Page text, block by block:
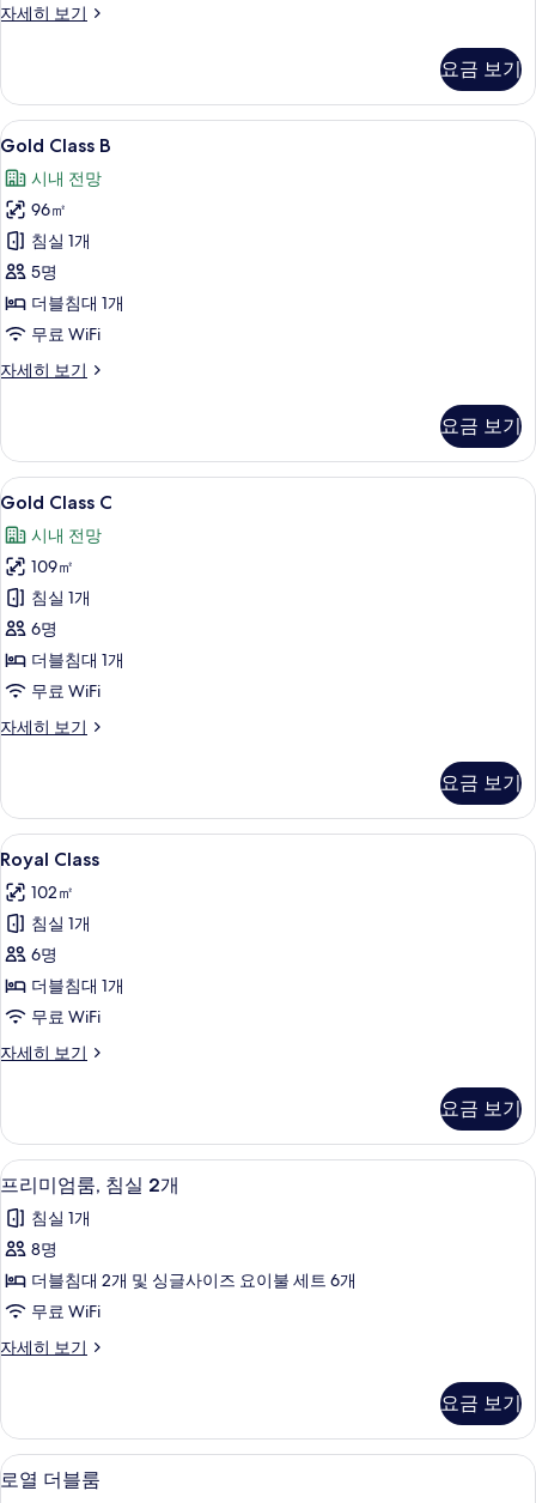
기
자세히 보기
Gold
세
히
보
요금 보기
Gold
Class
B
사
진
모
두
보
기
7
Gold Class B
시내 전망
96㎡
침실 1개
5명
더블침대 1개
무료 WiFi
자세히 보기
Gold
세
히
보
요금 보기
Gold
Class
C
사
진
모
두
보
기
7
Gold Class C
시내 전망
109㎡
침실 1개
6명
더블침대 1개
무료 WiFi
자세히 보기
Gold
세
히
보
요금 보기
Royal
Class
사
진
모
두
보
기
9
Royal Class
102㎡
침실 1개
6명
더블침대 1개
무료 WiFi
자세히 보기
Royal
히
보
기
요금 보기
프
리
미
엄
룸,
실
개
사
진
11
프리미엄룸, 침실 2개
침실 1개
8명
더블침대 2개 및 싱글사이즈 요이불 세트 6개
무료 WiFi
자세히 보기
프
룸,
침
실
요금 보기
로7
로열 더블룸